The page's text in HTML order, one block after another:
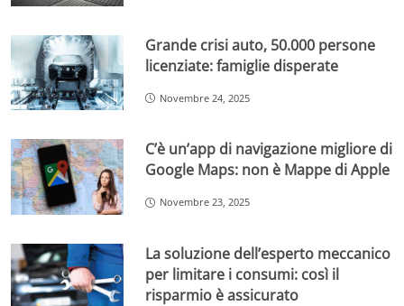
Grande crisi auto, 50.000 persone
licenziate: famiglie disperate
Novembre 24, 2025
C’è un’app di navigazione migliore di
Google Maps: non è Mappe di Apple
Novembre 23, 2025
La soluzione dell’esperto meccanico
per limitare i consumi: così il
risparmio è assicurato